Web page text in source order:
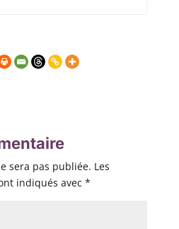
sera pas publiée. Les
indiqués avec *